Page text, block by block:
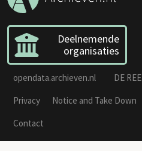
Deelnemende
organisaties
opendata.archieven.nl DE REE
Privacy
Notice and Take Down
Contact